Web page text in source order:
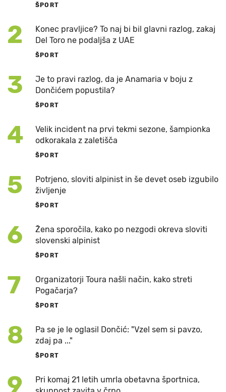
ŠPORT
2
Konec pravljice? To naj bi bil glavni razlog, zakaj
Del Toro ne podaljša z UAE
ŠPORT
3
Je to pravi razlog, da je Anamaria v boju z
Dončićem popustila?
ŠPORT
4
Velik incident na prvi tekmi sezone, šampionka
odkorakala z zaletišča
ŠPORT
5
Potrjeno, sloviti alpinist in še devet oseb izgubilo
življenje
ŠPORT
6
Žena sporočila, kako po nezgodi okreva sloviti
slovenski alpinist
ŠPORT
7
Organizatorji Toura našli način, kako streti
Pogačarja?
ŠPORT
8
Pa se je le oglasil Dončić: "Vzel sem si pavzo,
zdaj pa ..."
ŠPORT
9
Pri komaj 21 letih umrla obetavna športnica,